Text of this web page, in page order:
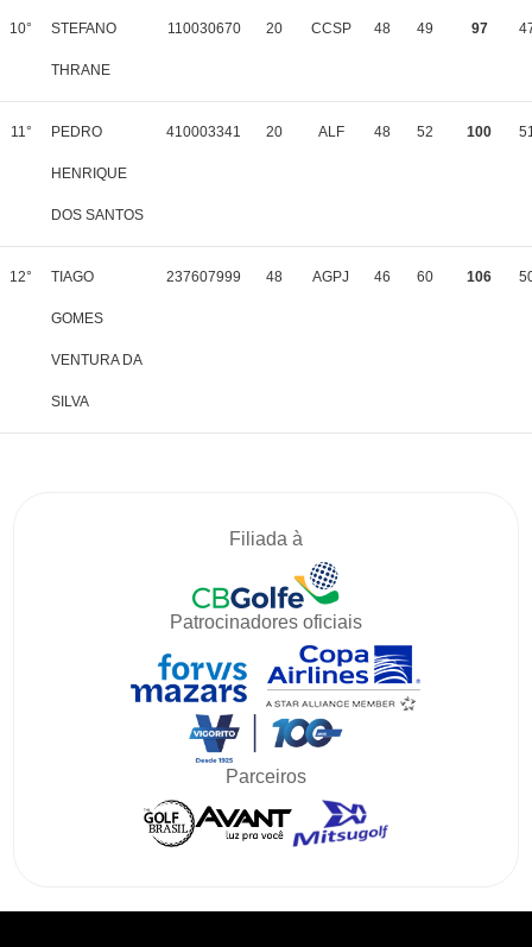
10° STEFANO
THRANE
110030670 20 CCSP 48 49 97
11° PEDRO
HENRIQUE
DOS SANTOS
410003341 20 ALF 48 52 100
12° TIAGO
GOMES
VENTURA DA
SILVA
237607999 48 AGPJ 46 60 106
Filiada à
Patrocinadores oficiais
Parceiros